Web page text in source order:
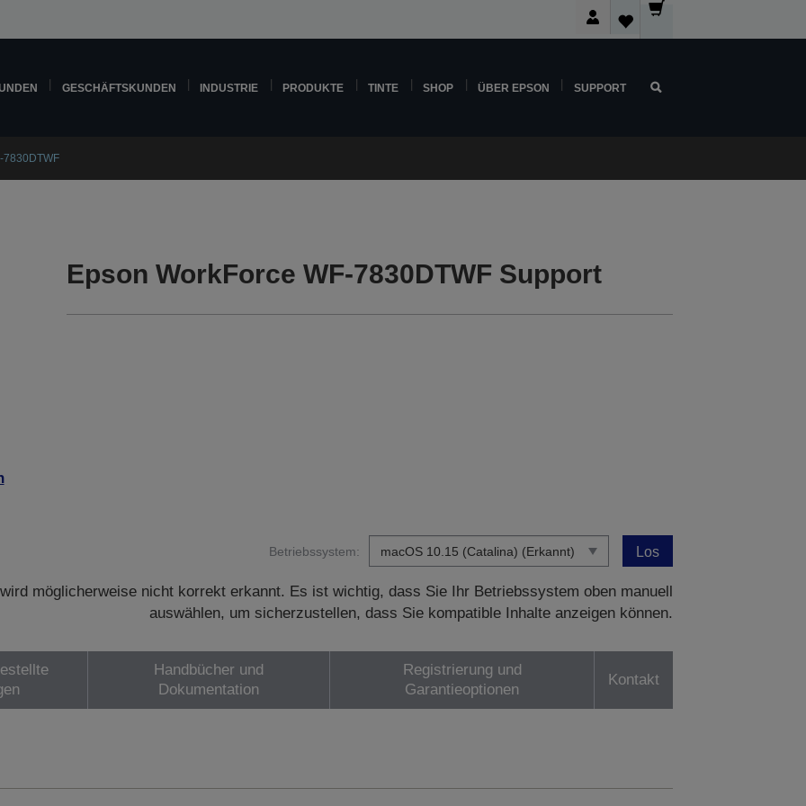
GESCHÄFTSKUNDEN INDUSTRIE PRODUKTE TINTE SHOP ÜBER EPSON SUPPORT
7830DTWF
Epson WorkForce WF-7830DTWF Support
Betriebssystem: Los
möglicherweise nicht korrekt erkannt. Es ist wichtig, dass Sie Ihr Betriebssystem oben manuell
auswählen, um sicherzustellen, dass Sie kompatible Inhalte anzeigen können.
Handbücher und
Dokumentation
Registrierung und
Garantieoptionen
Kontakt